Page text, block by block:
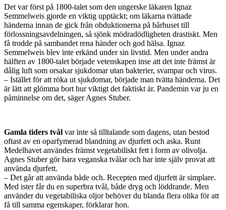
Det var först på 1800-talet som den ungerske läkaren Ignaz
Semmelweis gjorde en viktig upptäckt; om läkarna tvättade
händerna innan de gick från obduktionerna på bårhuset till
förlossningsavdelningen, så sjönk mödradödligheten drastiskt. Men
få trodde på sambandet rena händer och god hälsa. Ignaz
Semmelweis blev inte erkänd under sin livstid. Men under andra
hälften av 1800-talet började vetenskapen inse att det inte främst är
dålig luft som orsakar sjukdomar utan bakterier, svampar och virus.
– Istället för att röka ut sjukdomar, började man tvätta händerna. Det
är lätt att glömma bort hur viktigt det faktiskt är. Pandemin var ju en
påminnelse om det, säger Agnes Stuber.
Gamla tiders tvål var inte så tilltalande som dagens, utan bestod
oftast av en oparfymerad blandning av djurfett och aska. Runt
Medelhavet användes främst vegetabiliskt fett i form av olivolja.
Agnes Stuber gör bara veganska tvålar och har inte själv provat att
använda djurfett.
– Det går att använda både och. Recepten med djurfett är simplare.
Med ister får du en superbra tvål, både dryg och löddrande. Men
använder du vegetabiliska oljor behöver du blanda flera olika för att
få till samma egenskaper, förklarar hon.